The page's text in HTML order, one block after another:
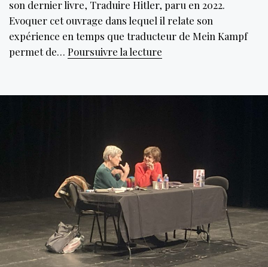
son dernier livre, Traduire Hitler, paru en 2022.
Evoquer cet ouvrage dans lequel il relate son
expérience en temps que traducteur de Mein Kampf
permet de… Poursuivre la lecture
zone
mais
pourtant